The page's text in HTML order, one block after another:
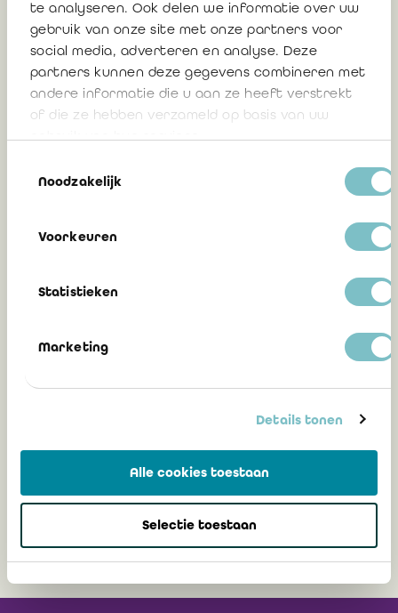
te analyseren. Ook delen we informatie over uw
gebruik van onze site met onze partners voor
social media, adverteren en analyse. Deze
partners kunnen deze gegevens combineren met
andere informatie die u aan ze heeft verstrekt
of die ze hebben verzameld op basis van uw
Noodzakelijk
Voorkeuren
Statistieken
Marketing
Details tonen
Alle cookies toestaan
Selectie toestaan
10 juni 2026
BAOB-conferentie – Betere audits
dankzij cultuur, kritisch denken en
regelgeving IBR
BAOB-conferentie – Betere audits
dankzij cultuur, kritisch denken en
16 december 2025